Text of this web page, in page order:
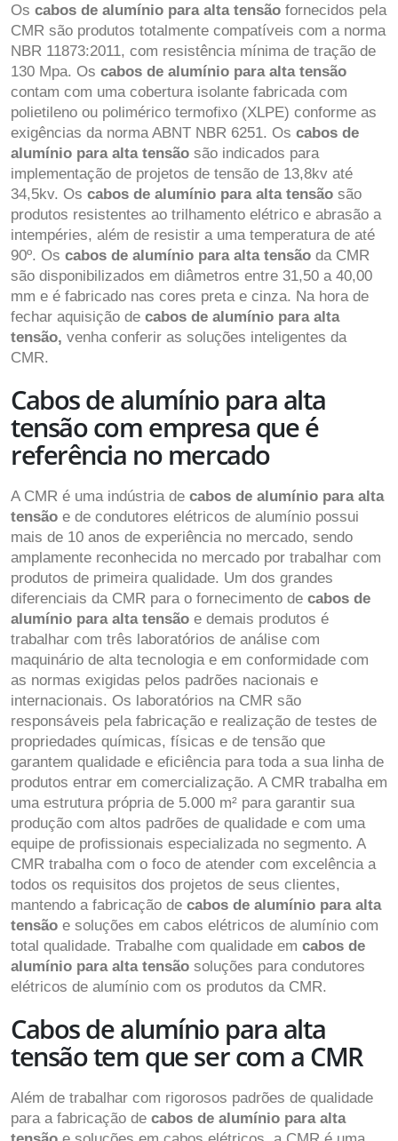
Os cabos de alumínio para alta tensão fornecidos pela
CMR são produtos totalmente compatíveis com a norma
NBR 11873:2011, com resistência mínima de tração de
130 Mpa. Os cabos de alumínio para alta tensão
contam com uma cobertura isolante fabricada com
polietileno ou polimérico termofixo (XLPE) conforme as
exigências da norma ABNT NBR 6251. Os cabos de
alumínio para alta tensão são indicados para
implementação de projetos de tensão de 13,8kv até
34,5kv. Os cabos de alumínio para alta tensão são
produtos resistentes ao trilhamento elétrico e abrasão a
intempéries, além de resistir a uma temperatura de até
90º. Os cabos de alumínio para alta tensão da CMR
são disponibilizados em diâmetros entre 31,50 a 40,00
mm e é fabricado nas cores preta e cinza. Na hora de
fechar aquisição de cabos de alumínio para alta
tensão, venha conferir as soluções inteligentes da
CMR.
Cabos de alumínio para alta
tensão com empresa que é
referência no mercado
A CMR é uma indústria de cabos de alumínio para alta
tensão e de condutores elétricos de alumínio possui
mais de 10 anos de experiência no mercado, sendo
amplamente reconhecida no mercado por trabalhar com
produtos de primeira qualidade. Um dos grandes
diferenciais da CMR para o fornecimento de cabos de
alumínio para alta tensão e demais produtos é
trabalhar com três laboratórios de análise com
maquinário de alta tecnologia e em conformidade com
as normas exigidas pelos padrões nacionais e
internacionais. Os laboratórios na CMR são
responsáveis pela fabricação e realização de testes de
propriedades químicas, físicas e de tensão que
garantem qualidade e eficiência para toda a sua linha de
produtos entrar em comercialização. A CMR trabalha em
uma estrutura própria de 5.000 m² para garantir sua
produção com altos padrões de qualidade e com uma
equipe de profissionais especializada no segmento. A
CMR trabalha com o foco de atender com excelência a
todos os requisitos dos projetos de seus clientes,
mantendo a fabricação de cabos de alumínio para alta
tensão e soluções em cabos elétricos de alumínio com
total qualidade. Trabalhe com qualidade em cabos de
alumínio para alta tensão soluções para condutores
elétricos de alumínio com os produtos da CMR.
Cabos de alumínio para alta
tensão tem que ser com a CMR
Além de trabalhar com rigorosos padrões de qualidade
para a fabricação de cabos de alumínio para alta